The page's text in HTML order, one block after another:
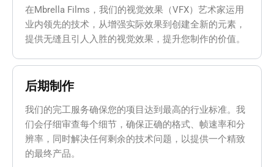
在Mbrella Films，我们的视觉效果（VFX）艺术家运用
业内领先的技术，从增强实际效果到创建全新的元素，
提供无缝且引人入胜的视觉效果，提升您制作的价值。
后期制作
我们的完工服务确保您的项目达到最高的行业标准。我
们会仔细审查每个细节，确保正确的格式、帧速率和分
辨率，同时解决任何剩余的技术问题，以提供一个精致
的最终产品。